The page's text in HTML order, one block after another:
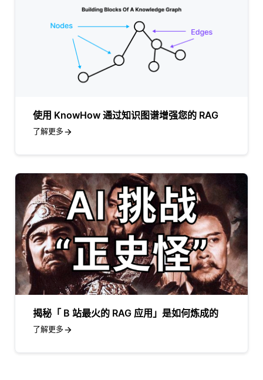
使用 KnowHow 通过知识图谱增强您的 RAG
了解更多
揭秘「 B 站最火的 RAG 应用」是如何炼成的
了解更多